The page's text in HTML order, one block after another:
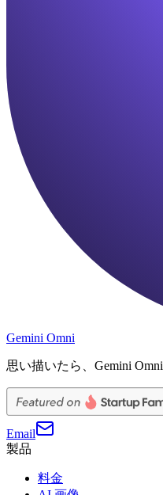
Gemini Omni
思い描いたら、Gemini
Email
製品
料金